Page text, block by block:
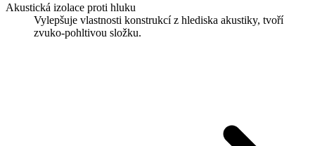
Akustická izolace proti hluku
Vylepšuje vlastnosti konstrukcí z hlediska akustiky, tvoří
zvuko-pohltivou složku.